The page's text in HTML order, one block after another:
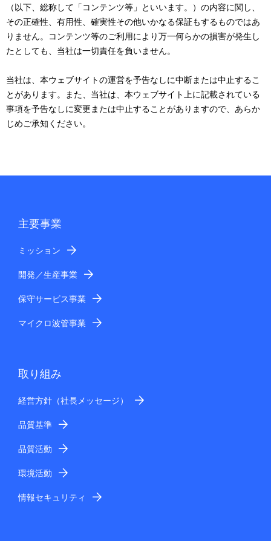
（以下、総称して「コンテンツ等」といいます。）の内容に関し、
その正確性、有用性、確実性その他いかなる保証もするものではあ
りません。コンテンツ等のご利用により万一何らかの損害が発生し
たとしても、当社は一切責任を負いません。
当社は、本ウェブサイトの運営を予告なしに中断または中止するこ
とがあります。また、当社は、本ウェブサイト上に記載されている
事項を予告なしに変更または中止することがありますので、あらか
じめご承知ください。
主要事業
ミッション
開発／生産事業
保守サービス事業
マイクロ波管事業
取り組み
経営方針（社長メッセージ）
品質基準
品質活動
環境活動
情報セキュリティ